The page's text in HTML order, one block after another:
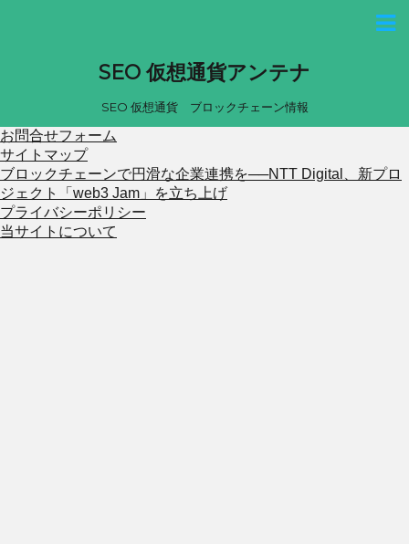
SEO 仮想通貨アンテナ
SEO 仮想通貨 ブロックチェーン情報
お問合せフォーム
サイトマップ
ブロックチェーンで円滑な企業連携を──NTT Digital、新プロ
ジェクト「web3 Jam」を立ち上げ
プライバシーポリシー
当サイトについて